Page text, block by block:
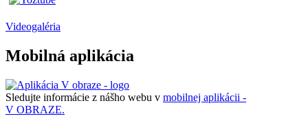
Videogaléria
Mobilná aplikácia
Sledujte informácie z nášho webu v mobilnej aplikácii -
V OBRAZE.